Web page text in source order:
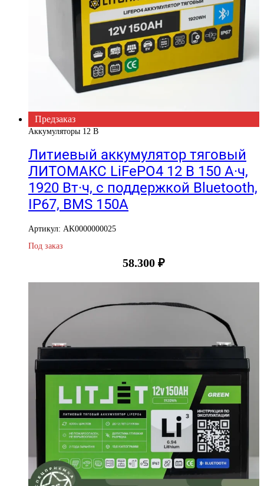
Предзаказ
Аккумуляторы 12 В
Литиевый аккумулятор тяговый
ЛИТОМАКС LiFePO4 12 В 150 А·ч,
1920 Вт·ч, c поддержкой Bluetooth,
IP67, BMS 150A
Артикул: AK0000000025
Под заказ
58.300 ₽